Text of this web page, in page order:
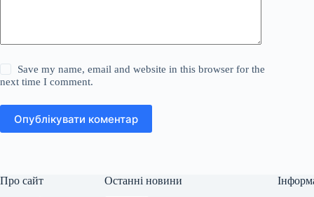
Save my name, email and website in this browser for the
next time I comment.
Опублікувати коментар
Про сайт Останні новини